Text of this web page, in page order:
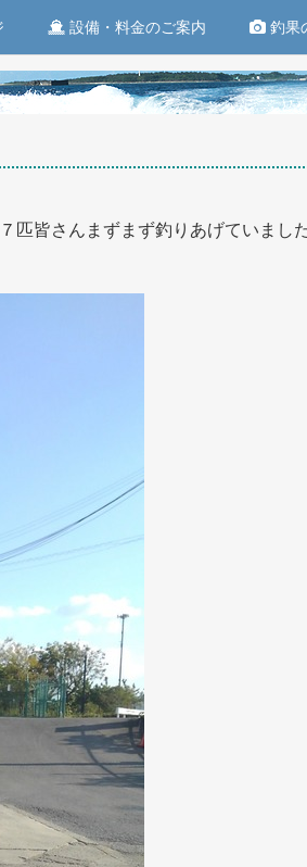
設備・料金のご案内 釣果
匹皆さんまずまず釣りあげていまし